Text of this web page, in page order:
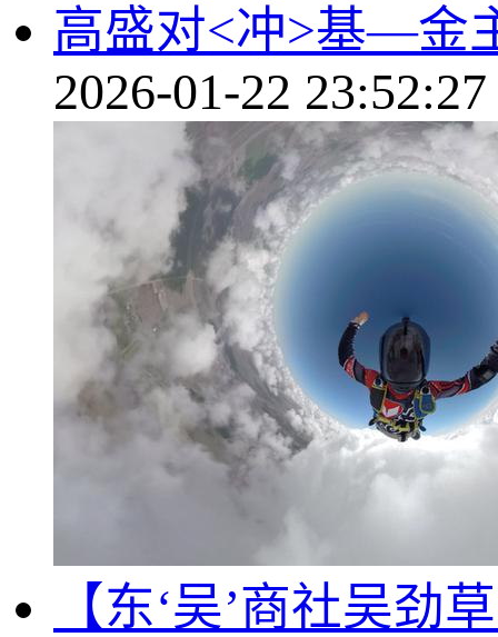
高盛对<冲>基—金
2026-01-22 23:52:27
【东‘吴’商社吴劲